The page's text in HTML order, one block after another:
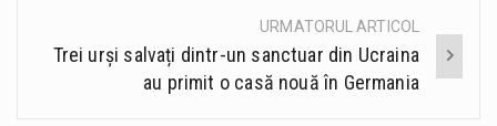
URMATORUL ARTICOL
Trei urși salvați dintr-un sanctuar din Ucraina
au primit o casă nouă în Germania